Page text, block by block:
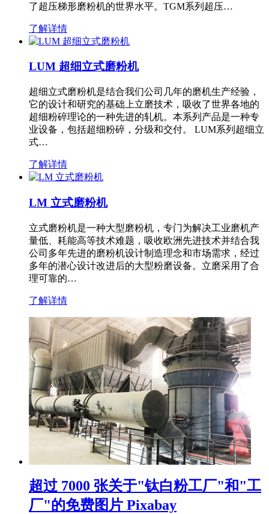
了超压梯形磨粉机的世界水平。TGM系列超压…
了解详情
LUM 超细立式磨粉机
超细立式磨粉机是结合我们公司几年的磨机生产经验，
它的设计和研究的基础上立磨技术，吸收了世界各地的
超细粉碎理论的一种先进的轧机。本系列产品是一种专
业设备，包括超细粉碎，分级和交付。 LUM系列超细立
式…
了解详情
LM 立式磨粉机
立式磨粉机是一种大型磨粉机，专门为解决工业磨机产
量低、耗能高等技术难题，吸收欧洲先进技术并结合我
公司多年先进的磨粉机设计制造理念和市场需求，经过
多年的潜心设计改进后的大型粉磨设备。立磨采用了合
理可靠的…
了解详情
超过 7000 张关于"钛白粉工厂"和"工
厂"的免费图片 Pixabay